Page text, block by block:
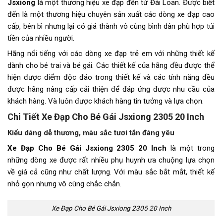
Jsxiong là một thương hiệu xe đạp đến từ Đài Loan. Được biết
đến là một thương hiệu chuyên sản xuất các dòng xe đạp cao
cấp, bên bì nhưng lại có giá thành vô cùng bình dân phù hợp túi
tiền của nhiều người.
Hãng nổi tiếng với các dòng xe đạp trẻ em với những thiết kế
dành cho bé trai và bé gái. Các thiết kế của hãng đều được thể
hiện được điểm độc đáo trong thiết kế và các tính năng đều
được hãng nâng cấp cải thiện để đáp ứng được nhu cầu của
khách hàng. Và luôn được khách hàng tin tưởng và lựa chọn.
Chi Tiết Xe Đạp Cho Bé Gái Jsxiong 2305 20 Inch
Kiểu dáng dễ thương, màu sắc tươi tắn đáng yêu
Xe Đạp Cho Bé Gái Jsxiong 2305 20 Inch là một trong
những dòng xe được rất nhiều phụ huynh ưa chuộng lựa chọn
về giá cả cũng như chất lượng. Với màu sắc bắt mắt, thiết kế
nhỏ gọn nhưng vô cùng chắc chắn.
Xe Đạp Cho Bé Gái Jsxiong 2305 20 Inch